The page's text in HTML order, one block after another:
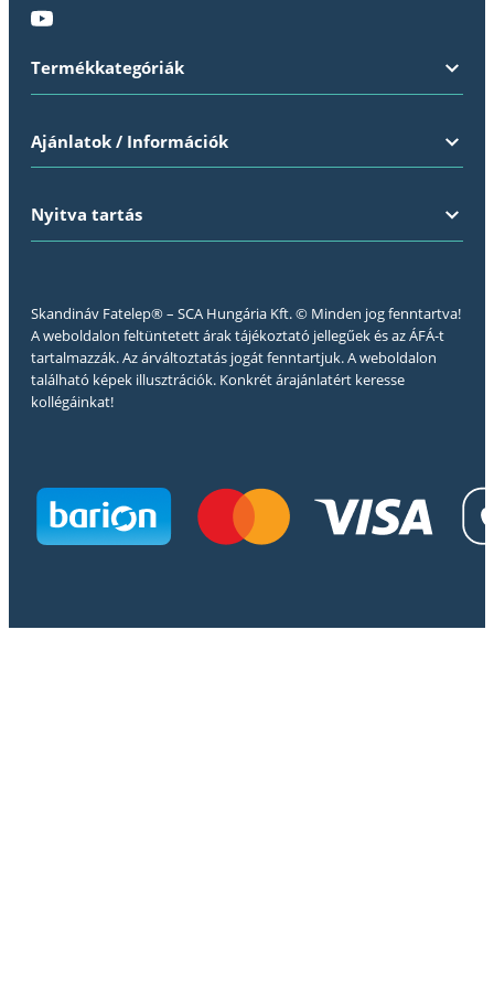
Termékkategóriák
Ajánlatok / Információk
Nyitva tartás
Skandináv Fatelep® – SCA Hungária Kft. © Minden jog fenntartva!
A weboldalon feltüntetett árak tájékoztató jellegűek és az ÁFÁ-t
tartalmazzák. Az árváltoztatás jogát fenntartjuk. A weboldalon
található képek illusztrációk. Konkrét árajánlatért keresse
kollégáinkat!